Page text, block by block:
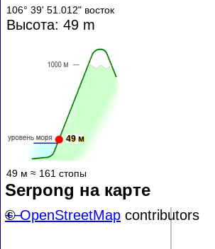
106° 39' 51.012" восток
Высота: 49 m
49 м
49 м ≈ 161 стопы
Serpong на карте
+−
©OpenStreetMap contributors